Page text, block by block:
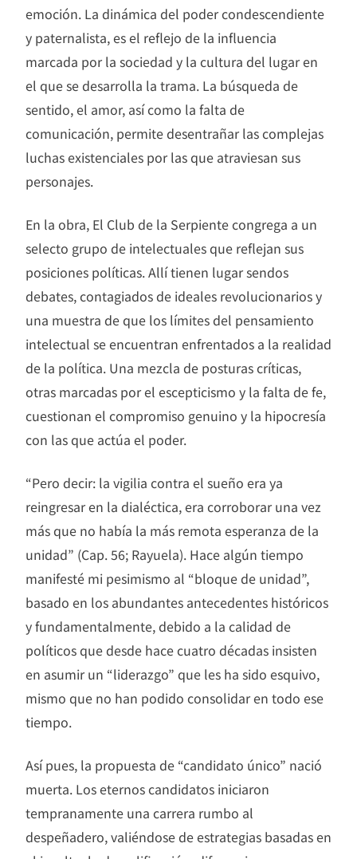
emoción. La dinámica del poder condescendiente
y paternalista, es el reflejo de la influencia
marcada por la sociedad y la cultura del lugar en
el que se desarrolla la trama. La búsqueda de
sentido, el amor, así como la falta de
comunicación, permite desentrañar las complejas
luchas existenciales por las que atraviesan sus
personajes.
En la obra, El Club de la Serpiente congrega a un
selecto grupo de intelectuales que reflejan sus
posiciones políticas. Allí tienen lugar sendos
debates, contagiados de ideales revolucionarios y
una muestra de que los límites del pensamiento
intelectual se encuentran enfrentados a la realidad
de la política. Una mezcla de posturas críticas,
otras marcadas por el escepticismo y la falta de fe,
cuestionan el compromiso genuino y la hipocresía
con las que actúa el poder.
“Pero decir: la vigilia contra el sueño era ya
reingresar en la dialéctica, era corroborar una vez
más que no había la más remota esperanza de la
unidad” (Cap. 56; Rayuela). Hace algún tiempo
manifesté mi pesimismo al “bloque de unidad”,
basado en los abundantes antecedentes históricos
y fundamentalmente, debido a la calidad de
políticos que desde hace cuatro décadas insisten
en asumir un “liderazgo” que les ha sido esquivo,
mismo que no han podido consolidar en todo ese
tiempo.
Así pues, la propuesta de “candidato único” nació
muerta. Los eternos candidatos iniciaron
tempranamente una carrera rumbo al
despeñadero, valiéndose de estrategias basadas en